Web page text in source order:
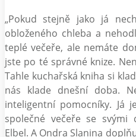
„Pokud stejně jako já
obloženého chleba a
teplé večeře, ale nemáte
jste po té správné knize.
Tahle kuchařská kniha si
nás klade dnešní doba.
inteligentní pomocníky. Já
společné večeře se svými
Elbel. A Ondra Slanina